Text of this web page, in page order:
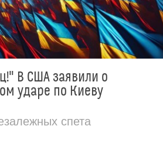
В США заявили о
ударе по Киеву
спета